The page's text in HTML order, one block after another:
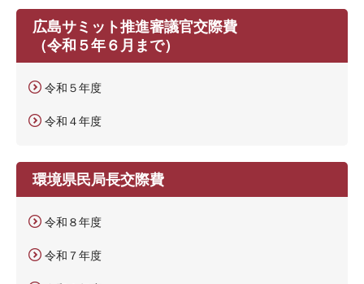
広島サミット推進審議官交際費
（令和５年６月まで）
令和５年度
令和４年度
環境県民局長交際費
令和８年度
令和７年度